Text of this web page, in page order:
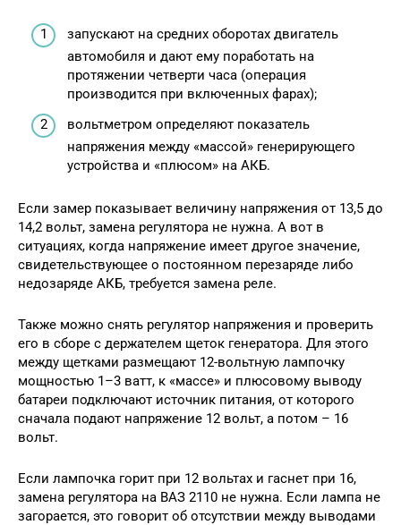
запускают на средних оборотах двигатель
автомобиля и дают ему поработать на
протяжении четверти часа (операция
производится при включенных фарах);
вольтметром определяют показатель
напряжения между «массой» генерирующего
устройства и «плюсом» на АКБ.
Если замер показывает величину напряжения от 13,5 до
14,2 вольт, замена регулятора не нужна. А вот в
ситуациях, когда напряжение имеет другое значение,
свидетельствующее о постоянном перезаряде либо
недозаряде АКБ, требуется замена реле.
Также можно снять регулятор напряжения и проверить
его в сборе с держателем щеток генератора. Для этого
между щетками размещают 12-вольтную лампочку
мощностью 1–3 ватт, к «массе» и плюсовому выводу
батареи подключают источник питания, от которого
сначала подают напряжение 12 вольт, а потом – 16
вольт.
Если лампочка горит при 12 вольтах и гаснет при 16,
замена регулятора на ВАЗ 2110 не нужна. Если лампа не
загорается, это говорит об отсутствии между выводами